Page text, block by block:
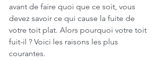
avant de faire quoi que ce soit, vous
devez savoir ce qui cause la fuite de
votre toit plat. Alors pourquoi votre toit
fuit-il ? Voici les raisons les plus
courantes.